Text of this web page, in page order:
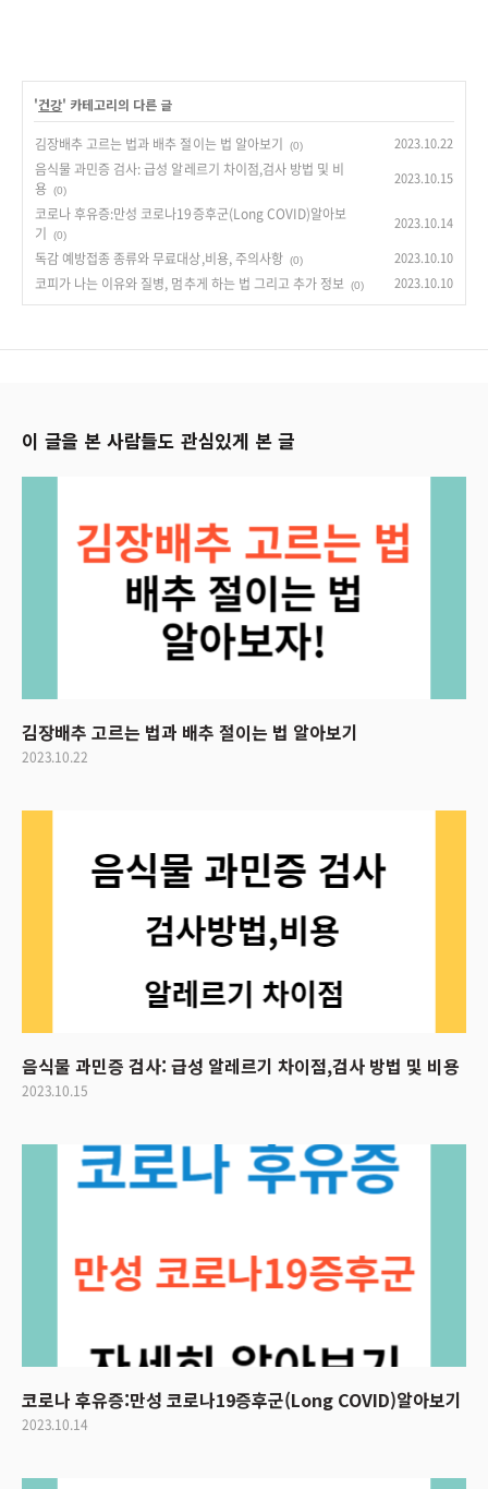
'건강' 카테고리의 다른 글
김장배추 고르는 법과 배추 절이는 법 알아보기 (0) 2023.10.22
음식물 과민증 검사: 급성 알레르기 차이점,검사 방법 및 비
용 (0)
2023.10.15
코로나 후유증:만성 코로나19증후군(Long COVID)알아보
기
(0)
2023.10.14
독감 예방접종 종류와 무료대상,비용, 주의사항 (0) 2023.10.10
코피가 나는 이유와 질병, 멈추게 하는 법 그리고 추가 정보 (0) 2023.10.10
이 글을 본 사람들도 관심있게 본 글
김장배추 고르는 법과 배추 절이는 법 알아보기
2023.10.22
음식물 과민증 검사: 급성 알레르기 차이점,검사 방법 및 비용
2023.10.15
코로나 후유증:만성 코로나19증후군(Long COVID)알아보기
2023.10.14